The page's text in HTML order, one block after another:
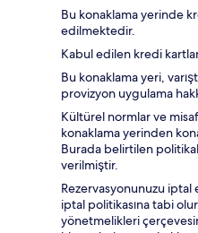
Bu konaklama yerinde
edilmektedir.
Kabul edilen kredi
Bu konaklama yeri,
provizyon uygulama
Kültürel normlar ve
konaklama yerinden
Burada belirtilen
verilmiştir.
Rezervasyonunuzu iptal
iptal politikasına tabi
yönetmelikleri